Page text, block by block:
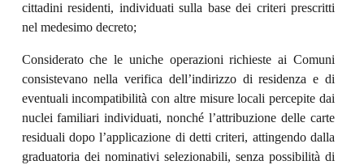
cittadini residenti, individuati sulla base dei criteri prescritti
nel medesimo decreto;
Considerato che le uniche operazioni richieste ai Comuni
consistevano nella verifica dell’indirizzo di residenza e di
eventuali incompatibilità con altre misure locali percepite dai
nuclei familiari individuati, nonché l’attribuzione delle carte
residuali dopo l’applicazione di detti criteri, attingendo dalla
graduatoria dei nominativi selezionabili, senza possibilità di